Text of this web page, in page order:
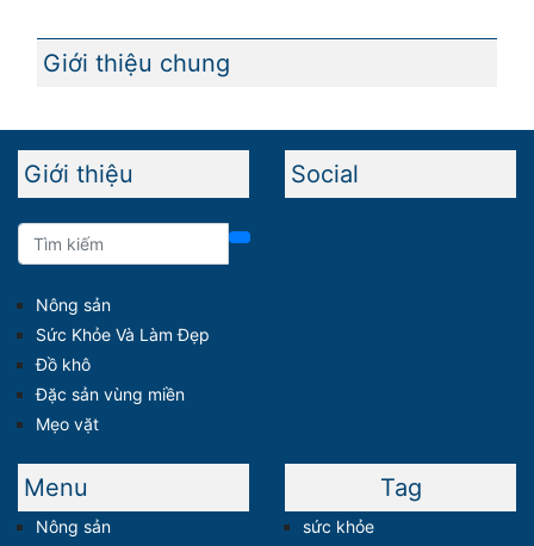
Giới thiệu chung
Giới thiệu
Nông sản
Sức Khỏe Và Làm Đẹp
Đồ khô
Đặc sản vùng miền
Mẹo vặt
Social
Menu
Nông sản
Tag
sức khỏe